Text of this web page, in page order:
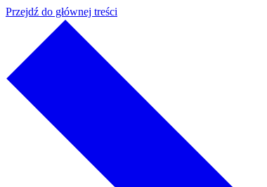
Przejdź do głównej treści